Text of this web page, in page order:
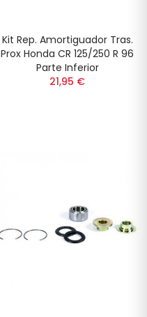
Kit Rep. Amortiguador Tras.
Prox Honda CR 125/250 R 96
Parte Inferior
21,95 €